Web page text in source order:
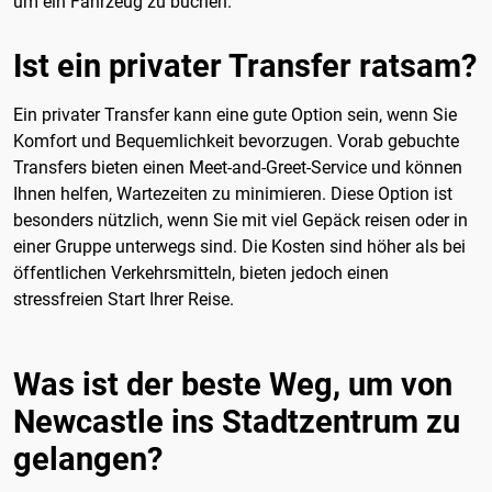
Ist ein privater Transfer ratsam?
Ein privater Transfer kann eine gute Option sein, wenn Sie
Komfort und Bequemlichkeit bevorzugen. Vorab gebuchte
Transfers bieten einen Meet-and-Greet-Service und können
Ihnen helfen, Wartezeiten zu minimieren. Diese Option ist
besonders nützlich, wenn Sie mit viel Gepäck reisen oder in
einer Gruppe unterwegs sind. Die Kosten sind höher als bei
öffentlichen Verkehrsmitteln, bieten jedoch einen
stressfreien Start Ihrer Reise.
Was ist der beste Weg, um von
Newcastle ins Stadtzentrum zu
gelangen?